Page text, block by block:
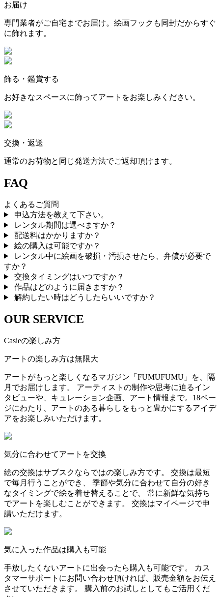
お届け
専門業者がご自宅までお届け。絵画フックも同封だからすぐ
に飾れます。
飾る・鑑賞する
お好きなスペースに飾ってアートをお楽しみください。
交換・返送
通常のお荷物と同じ発送方法でご返却頂けます。
FAQ
よくあるご質問
申込方法を教えて下さい。
レンタル期間は選べますか？
配送料はかかりますか？
絵の購入は可能ですか？
レンタル中に絵画を破損・汚損させたら、弁償が必要で
すか？
交換タイミングはいつですか？
作品はどのように届きますか？
解約したい時はどうしたらいいですか？
OUR SERVICE
Casieの楽しみ方
アートの楽しみ方は無限大
アートがもっと楽しくなるマガジン「FUMUFUMU」を、隔
月でお届けします。 アーティストの制作や思考に迫るイン
タビューや、キュレーション企画、アート情報まで。18ペー
ジにわたり、アートのある暮らしをもっと豊かにするアイデ
アをお楽しみいただけます。
気分に合わせてアートを交換
絵の交換はサブスクならではの楽しみ方です。 交換は最短
で毎月行うことができ、 季節や気分に合わせて自分の好き
なタイミングで絵を着せ替えることで、 常に新鮮な気持ち
でアートを楽しむことができます。 交換はマイページで申
請いただけます。
気に入った作品は購入も可能
手放したくないアートに出会ったら購入も可能です。 カス
タマーサポートにお問い合わせ頂ければ、販売金額をお伝え
させていただきます。 購入前のお試しとしてもご活用くだ